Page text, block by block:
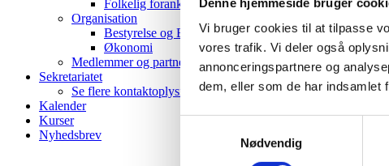
Vi bruger cookies til at tilpasse
vores trafik. Vi deler også
annonceringspartnere og
dem, eller som de har indsamlet
Nødvendig
Folkelig forankring
Organisation
Bestyrelse og Bevillingsudvalg
Økonomi
Medlemmer og partnere
Sekretariatet
Se flere kontaktoplysninger
Kalender
Kurser
Nyhedsbrev